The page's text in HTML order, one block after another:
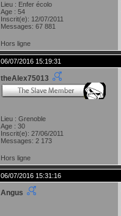
Lieu : Enfer écolo
Age : 54
Inscrit(e): 12/07/2011
Messages: 67 881
Hors ligne
06/07/2016 15:19:31
theAlex75013
Lieu : Grenoble
Age : 30
Inscrit(e): 27/06/2011
Messages: 2 173
Hors ligne
06/07/2016 15:31:16
Angus